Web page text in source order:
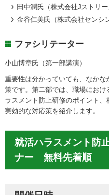
田中潤氏（株式会社Jストリー
金谷仁美氏（株式会社センシ
ファシリテーター
小山博章氏（第一部講演）
重要性は分かっていても、なか
策です。第二部では、職場にお
ラスメント防止研修のポイント
実効的な対応策を紹介します。
就活ハラスメント防
ナー 無料先着順